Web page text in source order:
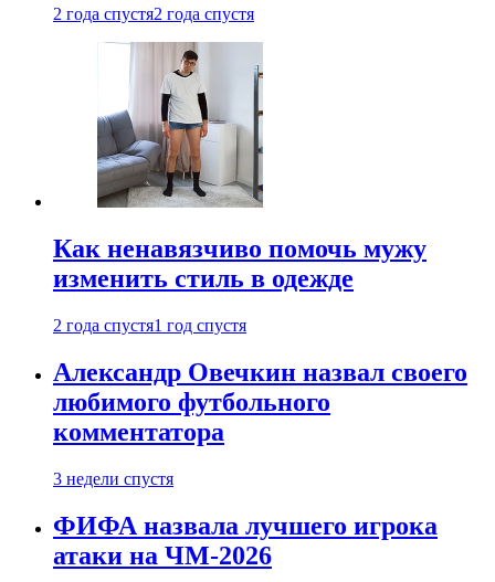
2 года спустя2 года спустя
Как ненавязчиво помочь мужу
изменить стиль в одежде
2 года спустя1 год спустя
Александр Овечкин назвал своего
любимого футбольного
комментатора
3 недели спустя
ФИФА назвала лучшего игрока
атаки на ЧМ-2026